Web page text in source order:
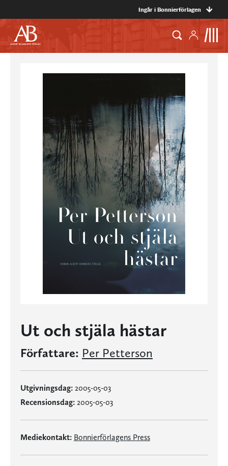
Ingår i Bonnierförlagen
Ut och stjäla hästar
Författare: Per Petterson
Utgivningsdag: 2005-05-03
Recensionsdag: 2005-05-03
Mediekontakt: Bonnierförlagens Press